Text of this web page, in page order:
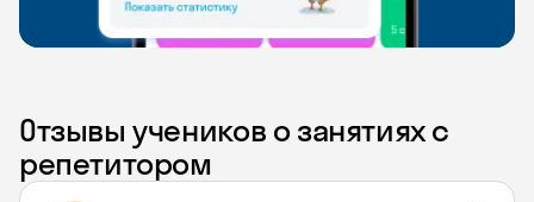
Отзывы учеников о занятиях с
репетитором